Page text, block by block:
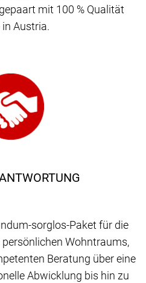
mit 100 % Qualität
Austria.
sorglos-Paket für die
Wohntraums,
Beratung über eine
Abwicklung bis hin zu